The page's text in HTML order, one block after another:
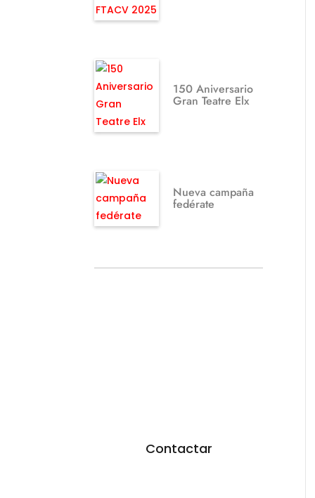
150 Aniversario
Gran Teatre Elx
Nueva campaña
fedérate
Contactar